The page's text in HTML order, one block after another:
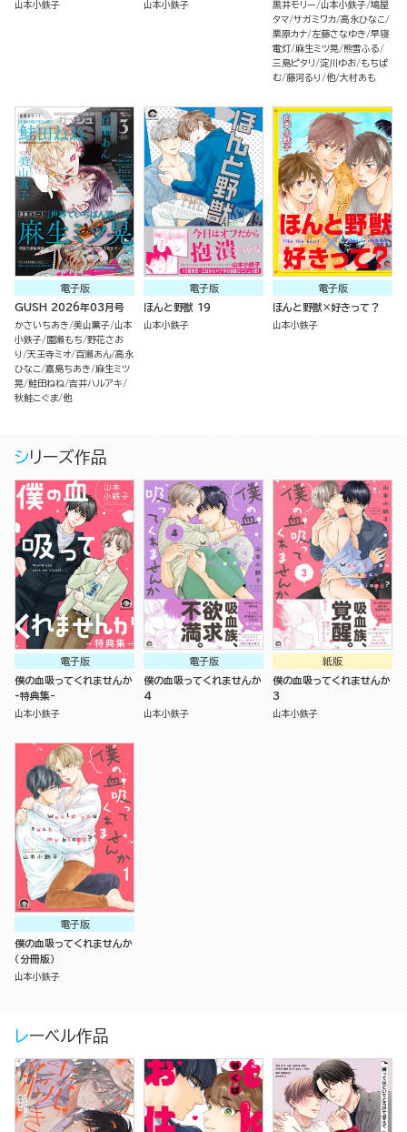
山本小鉄子 山本小鉄子 黒井モリー 山本小鉄子 鳩屋
タマ サガミワカ 高永ひなこ
栗原カナ 左藤さなゆき 早寝
電灯 麻生ミツ晃 熊雪ふる
三島ピタリ
淀川ゆお もちぱ
む 藤河るり 他 大村あも
電子版
GUSH 2026年03月号
かさいちあき 美山薫子 山本
小鉄子 園瀬もち 野花さお
り
天王寺ミオ 百瀬あん 高永
ひなこ 嘉島ちあき
麻生ミツ
晃 鮭田ねね 吉井ハルアキ
秋鮭こぐま 他
電子版
ほんと野獣 19
山本小鉄子
電子版
ほんと野獣×好きって？
山本小鉄子
シリーズ作品
電子版
僕の血吸ってくれませんか
-特典集-
山本小鉄子
電子版
僕の血吸ってくれませんか
4
山本小鉄子
紙版
僕の血吸ってくれませんか
3
山本小鉄子
電子版
僕の血吸ってくれませんか
（分冊版）
山本小鉄子
レーベル作品